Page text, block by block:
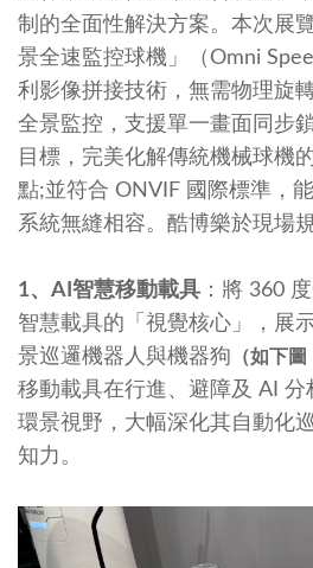
制的全面性解決方案。本次展
景全速監控球機」（Omni
利影像拼接技術，無需物理旋
全景監控，支援單一畫面同步
目標，完美化解傳統機械球機
點;並符合 ONVIF 國際標準，
系統無縫相容。酷博樂於現場
1、AI智慧移動載具 ：將 360
智慧載具的「視覺核心」，展
景巡邏機器人與機器狗 （如下
移動載具在行進、避障及 AI
環景視野，大幅深化其自動化
知力。